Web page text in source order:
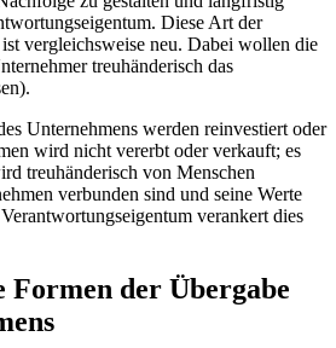
Diese Art der
vergleichsweise neu. Dabei wollen die
treuhänderisch das
Unternehmens werden reinvestiert oder
wird nicht vererbt oder verkauft; es
treuhänderisch von Menschen
verbunden sind und seine Werte
verankert dies
Formen der Übergabe